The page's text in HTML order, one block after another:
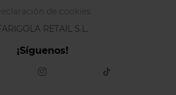
de cookies
RETAIL S.L.
¡Síguenos!